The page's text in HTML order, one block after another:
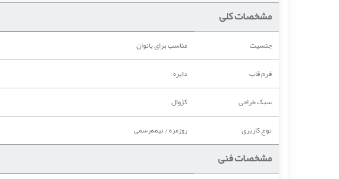
مشخصات کلی
جنسیت
مناسب برای بانوان
فرم قاب
دایره
سبک طراحی
کژوال
نوع کاربری
روزمره / نیمه‌رسمی
مشخصات فنی